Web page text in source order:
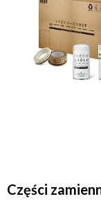
Części